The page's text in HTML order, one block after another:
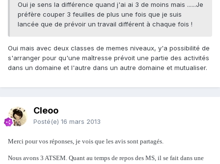
Oui je sens la différence quand j'ai ai 3 de moins mais ......Je
préfère couper 3 feuilles de plus une fois que je suis
lancée que de prévoir un travail différent à chaque fois !
Oui mais avec deux classes de memes niveaux, y'a possibilité de
s'arranger pour qu'une maîtresse prévoit une partie des activités
dans un domaine et l'autre dans un autre domaine et mutualiser.
Cleoo
Posté(e) 16 mars 2013
Merci pour vos réponses, je vois que les avis sont partagés.
Nous avons 3 ATSEM. Quant au temps de repos des MS, il se fait dans une